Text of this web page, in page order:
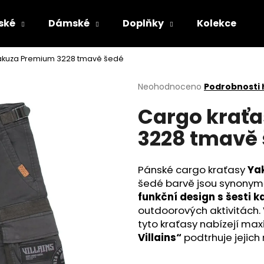
Dámské Doplňky Kolekce
Premium 3228 tmavě šedé
Průměrné
produktu
je
0,0
z
hvězdiček.
Neohodnoceno Podrobnosti
Cargo
3228 tmavě
Pánské cargo kraťasy
šedé barvě jsou
funkční design s šesti
outdoorových aktivitách.
tyto kraťasy nabízejí
Villains“ podtrhuje jejich
Co potřebujete najít?
HLEDAT
Doporučujeme
PÁNSKÉ KOUPACÍ ŠORTKY YAKUZA